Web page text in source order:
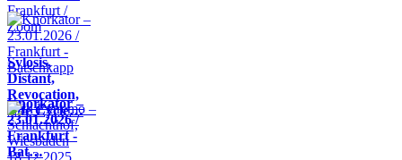
Sylosis,
Distant,
Revocation,
Life Cycle…
Knorkator –
23.01.2026 /
Frankfurt -
Bat…